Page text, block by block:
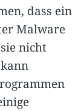
dass ein
Malware
nicht